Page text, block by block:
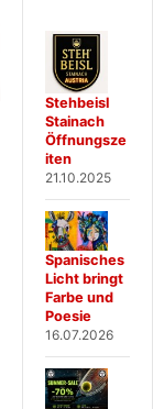
Stehbeisl
Stainach
Öffnungsze
iten
21.10.2025
Spanisches
Licht bringt
Farbe und
Poesie
16.07.2026